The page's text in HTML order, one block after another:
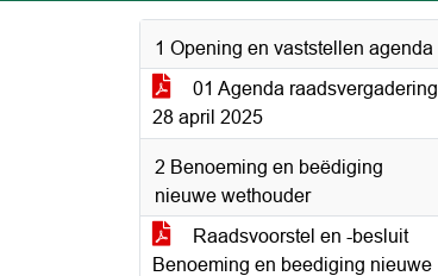
1 Opening en vaststellen agenda
01 Agenda raadsvergadering
28 april 2025
2 Benoeming en beëdiging
nieuwe wethouder
Raadsvoorstel en -besluit
Benoeming en beediging nieuwe